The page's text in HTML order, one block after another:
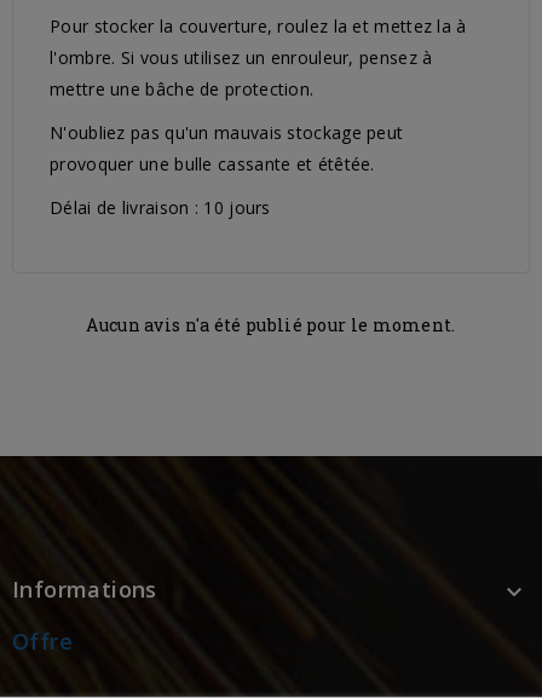
Pour stocker la couverture, roulez la et mettez la à
l'ombre. Si vous utilisez un enrouleur, pensez à
mettre une bâche de protection.
N'oubliez pas qu'un mauvais stockage peut
provoquer une bulle cassante et étêtée.
Délai de livraison : 10 jours
Aucun avis n'a été publié pour le moment.
Informations

Offre